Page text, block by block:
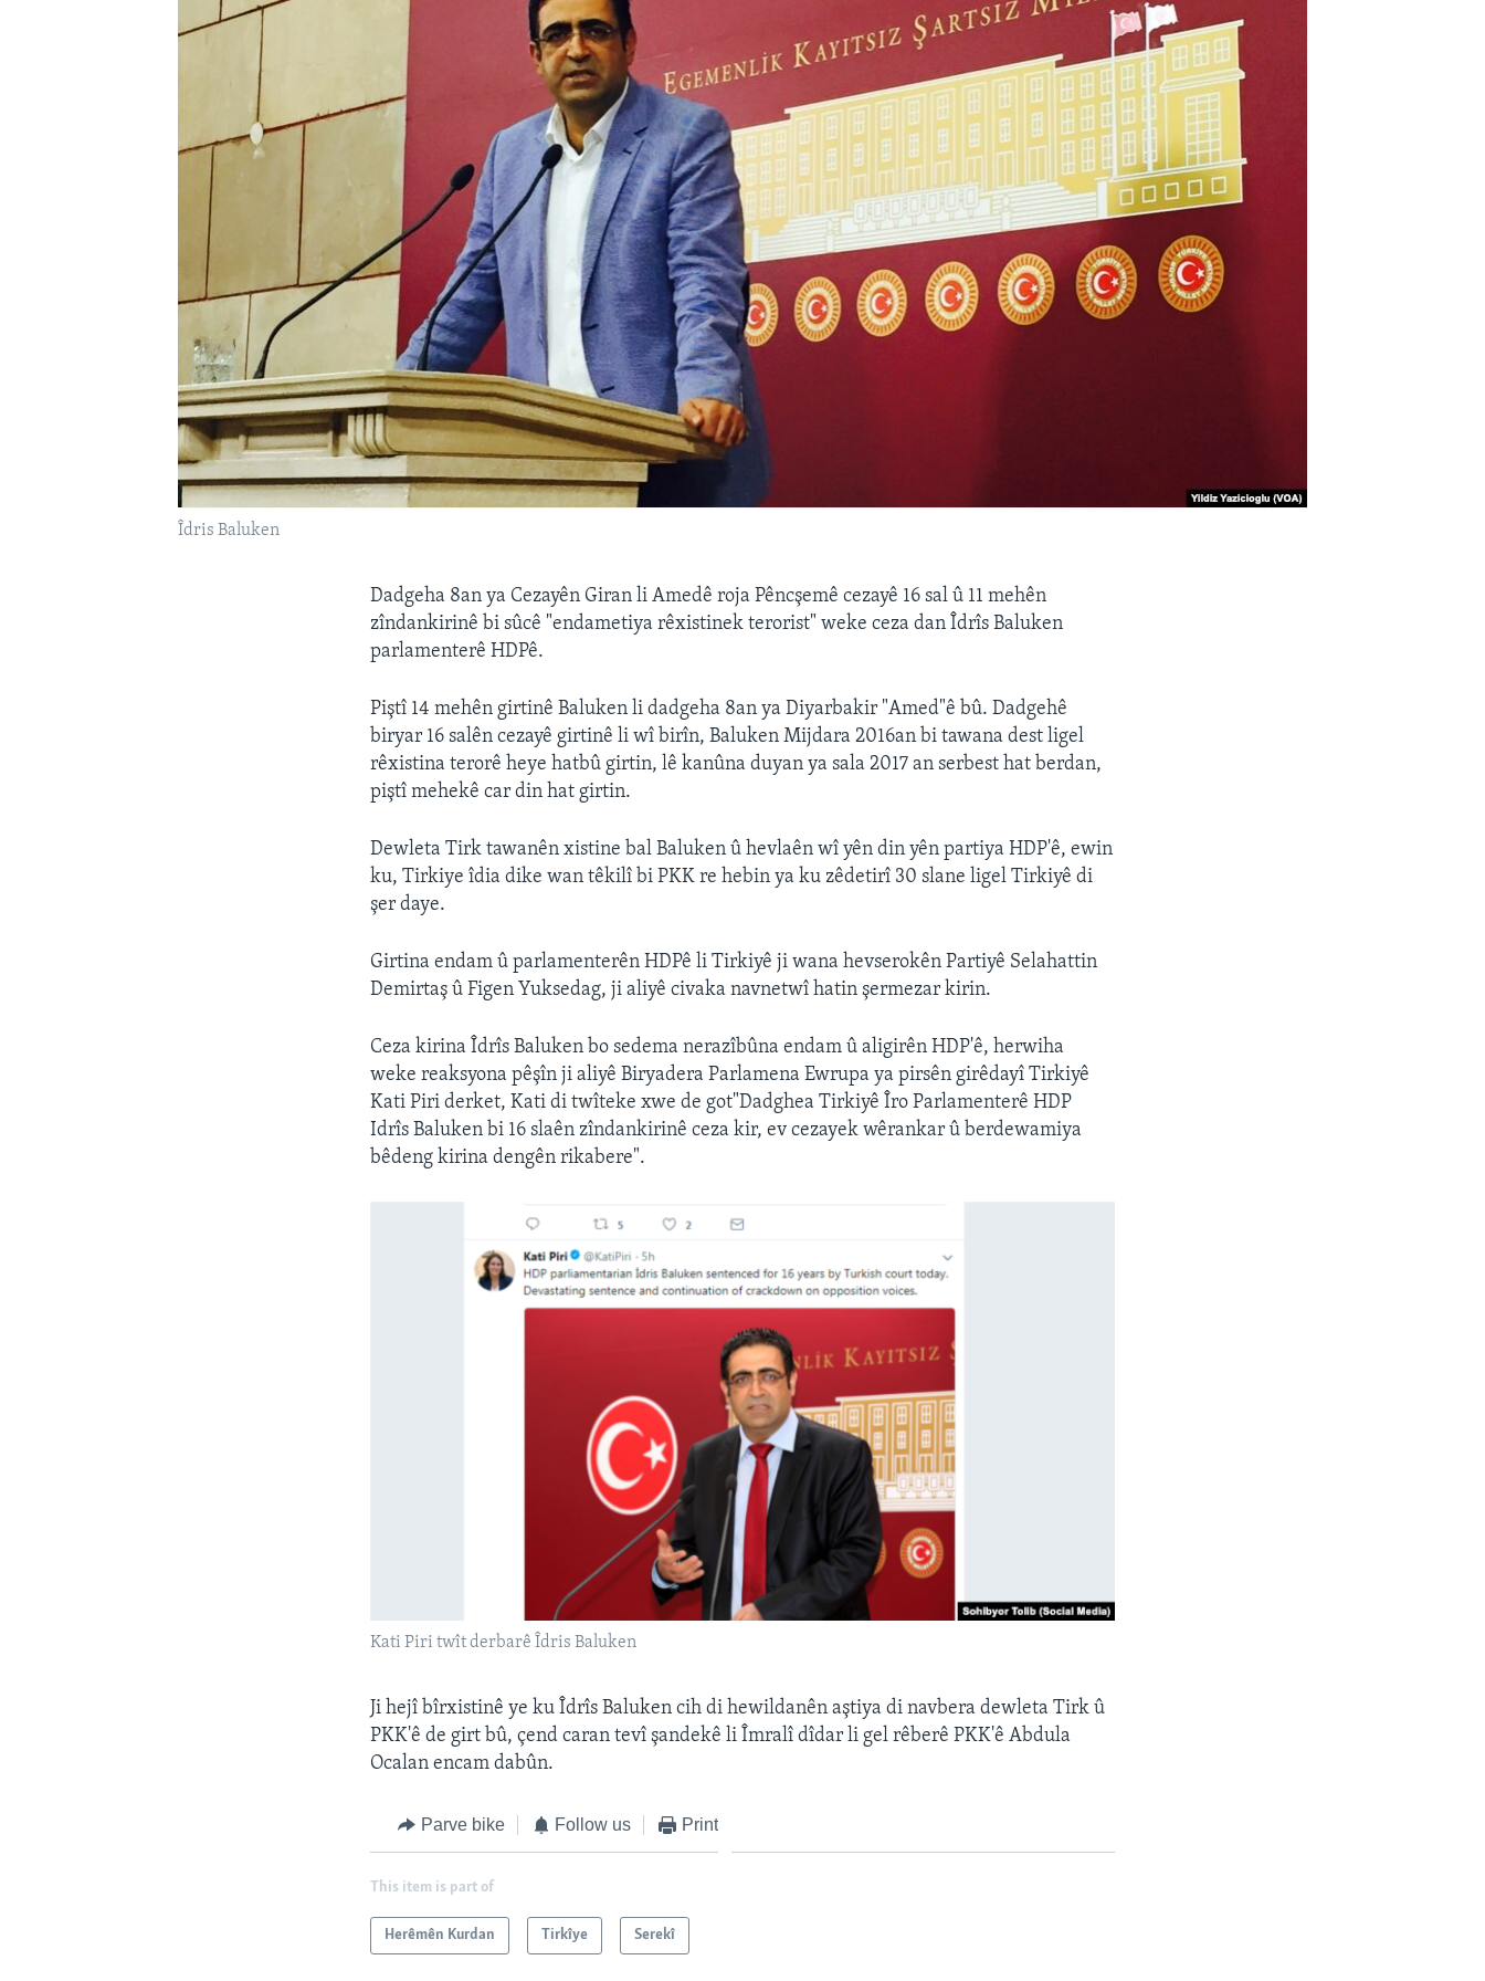
Îdris Baluken
Dadgeha 8an ya Cezayên Giran li Amedê roja Pêncşemê cezayê 16 sal û 11 mehên
zîndankirinê bi sûcê "endametiya rêxistinek terorist" weke ceza dan Îdrîs Baluken
parlamenterê HDPê.
Piştî 14 mehên girtinê Baluken li dadgeha 8an ya Diyarbakir "Amed"ê bû. Dadgehê
biryar 16 salên cezayê girtinê li wî birîn, Baluken Mijdara 2016an bi tawana dest ligel
rêxistina terorê heye hatbû girtin, lê kanûna duyan ya sala 2017 an serbest hat berdan,
piştî mehekê car din hat girtin.
Dewleta Tirk tawanên xistine bal Baluken û hevlaên wî yên din yên partiya HDP'ê, ewin
ku, Tirkiye îdia dike wan têkilî bi PKK re hebin ya ku zêdetirî 30 slane ligel Tirkiyê di
şer daye.
Girtina endam û parlamenterên HDPê li Tirkiyê ji wana hevserokên Partiyê Selahattin
Demirtaş û Figen Yuksedag, ji aliyê civaka navnetwî hatin şermezar kirin.
Ceza kirina Îdrîs Baluken bo sedema nerazîbûna endam û aligirên HDP'ê, herwiha
weke reaksyona pêşîn ji aliyê Biryadera Parlamena Ewrupa ya pirsên girêdayî Tirkiyê
Kati Piri derket, Kati di twîteke xwe de got"Dadghea Tirkiyê Îro Parlamenterê HDP
Idrîs Baluken bi 16 slaên zîndankirinê ceza kir, ev cezayek wêrankar û berdewamiya
bêdeng kirina dengên rikabere".
Kati Piri twît derbarê Îdris Baluken
Ji hejî bîrxistinê ye ku Îdrîs Baluken cih di hewildanên aştiya di navbera dewleta Tirk û
PKK'ê de girt bû, çend caran tevî şandekê li Îmralî dîdar li gel rêberê PKK'ê Abdula
Ocalan encam dabûn.
Parve bike Follow us Print
This item is part of
Herêmên Kurdan Tirkîye Serekî